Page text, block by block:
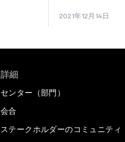
2021年12月14日
詳細
センター（部門）
会合
ステークホルダーのコミュニティ